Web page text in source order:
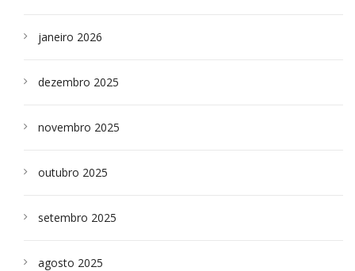
janeiro 2026
dezembro 2025
novembro 2025
outubro 2025
setembro 2025
agosto 2025